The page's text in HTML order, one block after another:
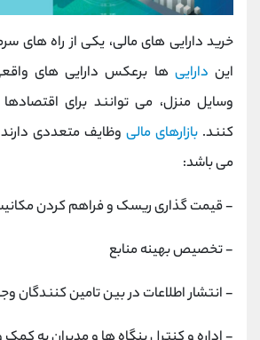
خرید دارایی های مالی، یکی از راه های
این دارایی ها برعکس دارایی های
وسایل منزل، می توانند برای
کنند. بازارهای مالی وظایف متعددی
می باشد:
- قیمت گذاری ریسک و فراهم کردن
- تخصیص بهینه منابع
- انتشار اطلاعات در بین تامین کنندگان